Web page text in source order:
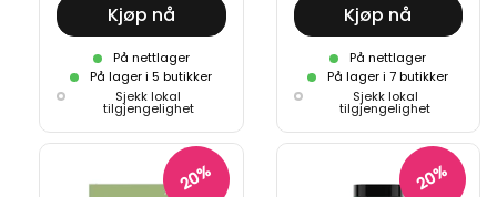
Kjøp nå
På nettlager
På lager i 5 butikker
Sjekk lokal
tilgjengelighet
Kjøp nå
På nettlager
På lager i 7 butikker
Sjekk lokal
tilgjengelighet
20% 20%